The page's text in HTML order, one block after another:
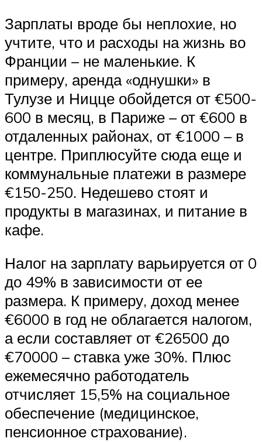
Зарплаты вроде бы неплохие, но
учтите, что и расходы на жизнь во
Франции – не маленькие. К
примеру, аренда «однушки» в
Тулузе и Ницце обойдется от €500-
600 в месяц, в Париже – от €600 в
отдаленных районах, от €1000 – в
центре. Приплюсуйте сюда еще и
коммунальные платежи в размере
€150-250. Недешево стоят и
продукты в магазинах, и питание в
кафе.
Налог на зарплату варьируется от 0
до 49% в зависимости от ее
размера. К примеру, доход менее
€6000 в год не облагается налогом,
а если составляет от €26500 до
€70000 – ставка уже 30%. Плюс
ежемесячно работодатель
отчисляет 15,5% на социальное
обеспечение (медицинское,
пенсионное страхование).